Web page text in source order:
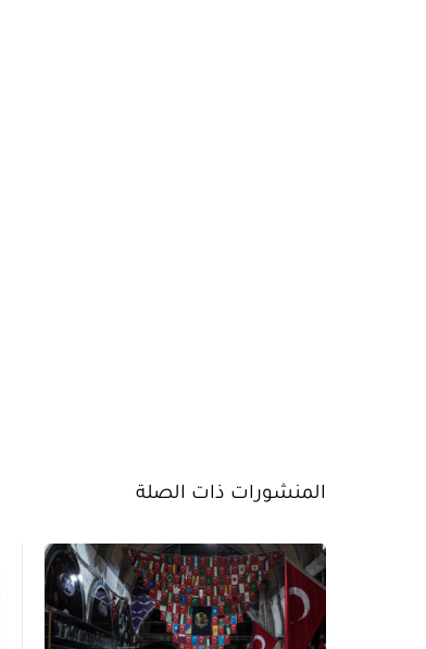
المنشورات ذات الصلة